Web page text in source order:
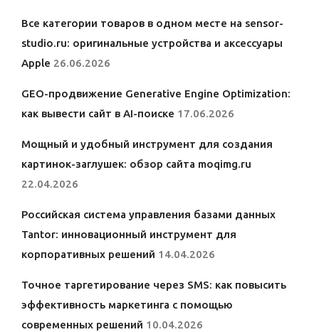
Все категории товаров в одном месте на sensor-
studio.ru: оригинальные устройства и аксессуары
Apple 26.06.2026
GEO-продвижение Generative Engine Optimization:
как вывести сайт в AI-поиске 17.06.2026
Мощный и удобный инструмент для создания
картинок-заглушек: обзор сайта moqimg.ru
22.04.2026
Российская система управления базами данных
Tantor: инновационный инструмент для
корпоративных решений 14.04.2026
Точное таргетирование через SMS: как повысить
эффективность маркетинга с помощью
современных решений 10.04.2026